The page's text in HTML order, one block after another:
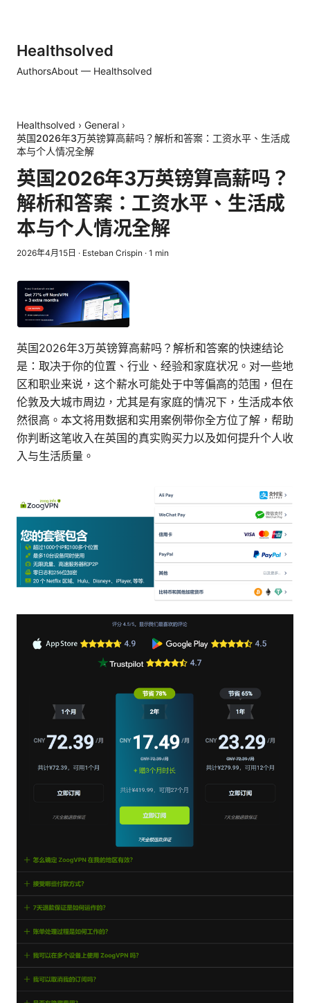
Healthsolved
AuthorsAbout — Healthsolved
Healthsolved › General ›
英国2026年3万英镑算高薪吗？解析和答案：工资水平、生活成
本与个人情况全解
英国2026年3万英镑算高薪吗？
解析和答案：工资水平、生活成
本与个人情况全解
2026年4月15日 · Esteban Crispin · 1 min
英国2026年3万英镑算高薪吗？解析和答案的快速结论
是：取决于你的位置、行业、经验和家庭状况。对一些地
区和职业来说，这个薪水可能处于中等偏高的范围，但在
伦敦及大城市周边，尤其是有家庭的情况下，生活成本依
然很高。本文将用数据和实用案例带你全方位了解，帮助
你判断这笔收入在英国的真实购买力以及如何提升个人收
入与生活质量。